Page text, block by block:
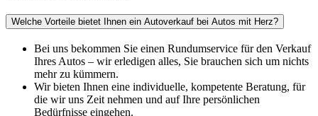
Welche Vorteile bietet Ihnen ein Autoverkauf bei Autos mit Herz?
Bei uns bekommen Sie einen Rundumservice für den Verkauf
Ihres Autos – wir erledigen alles, Sie brauchen sich um nichts
mehr zu kümmern.
Wir bieten Ihnen eine individuelle, kompetente Beratung, für
die wir uns Zeit nehmen und auf Ihre persönlichen
Bedürfnisse eingehen.